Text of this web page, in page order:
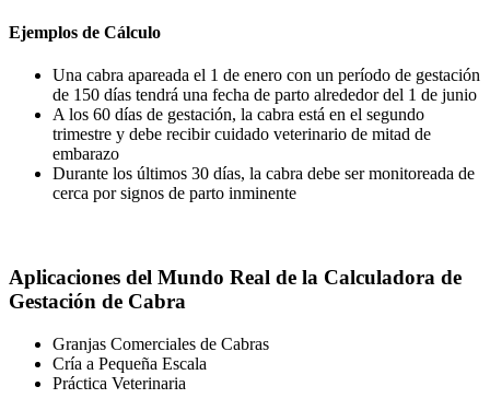
Ejemplos de Cálculo
Una cabra apareada el 1 de enero con un período de gestación
de 150 días tendrá una fecha de parto alrededor del 1 de junio
A los 60 días de gestación, la cabra está en el segundo
trimestre y debe recibir cuidado veterinario de mitad de
embarazo
Durante los últimos 30 días, la cabra debe ser monitoreada de
cerca por signos de parto inminente
Aplicaciones del Mundo Real de la Calculadora de
Gestación de Cabra
Granjas Comerciales de Cabras
Cría a Pequeña Escala
Práctica Veterinaria